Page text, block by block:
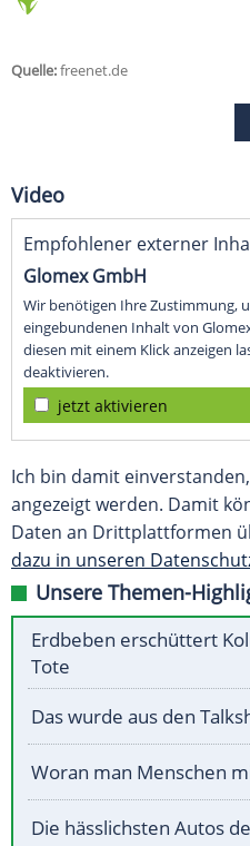
Quelle:freenet.de
Video
Empfohlener externer
Glomex GmbH
Wir benötigen Ihre Zustimmung,
eingebundenen Inhalt von
diesen mit einem Klick anzeigen
deaktivieren.
jetzt aktivieren
Ich bin damit
angezeigt werden. Damit
Daten an Drittplattformen
dazu in unseren
Unsere Themen-
Erdbeben erschüttert
Tote
Das wurde aus den
Woran man Menschen
Die hässlichsten Autos